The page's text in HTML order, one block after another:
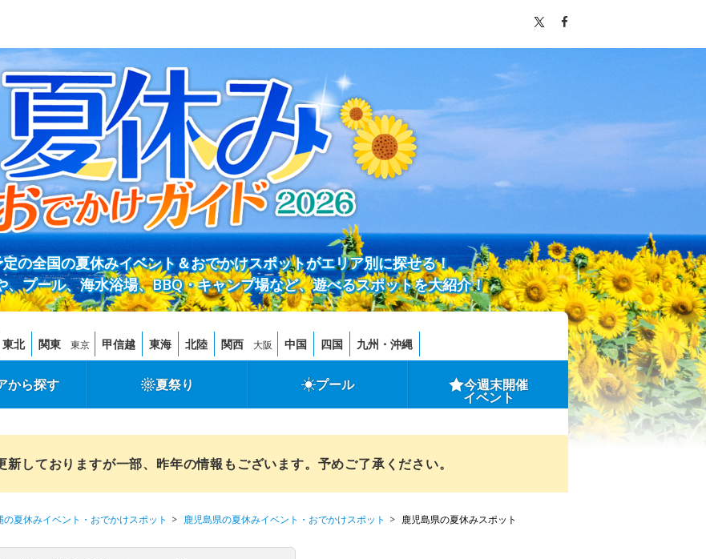
の全国の夏休みイベント＆おでかけスポットがエリア別に探せる！
、プール、海水浴場、BBQ・キャンプ場など、遊べるスポットを大紹介！
東北 関東 東京 甲信越 東海 北陸 関西 大阪 中国 四国 九州・沖縄
から探す 夏祭り プール 今週末開催
イベント
しておりますが一部、昨年の情報もございます。予めご了承ください。
の夏休みイベント・おでかけスポット 鹿児島県の夏休みイベント・おでかけスポット 鹿児島県の夏休みスポット